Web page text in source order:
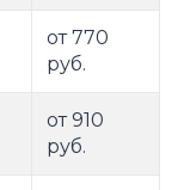
от 770
руб.
от 910
руб.